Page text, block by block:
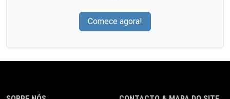
Comece agora!